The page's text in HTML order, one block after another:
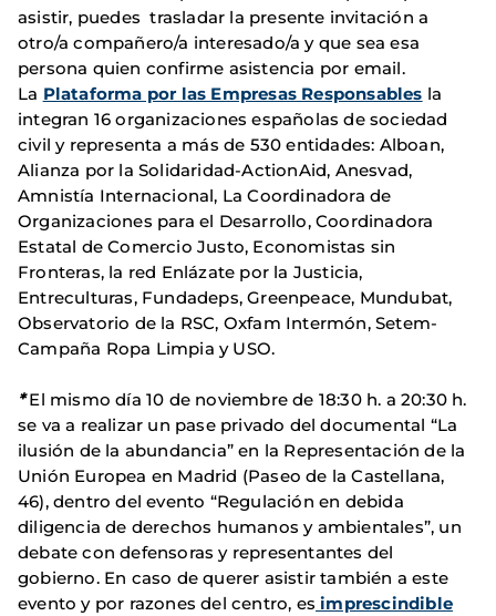
asistir, puedes trasladar la presente invitación a
otro/a compañero/a interesado/a y que sea esa
persona quien confirme asistencia por email.
La Plataforma por las Empresas Responsables la
integran 16 organizaciones españolas de sociedad
civil y representa a más de 530 entidades: Alboan,
Alianza por la Solidaridad-ActionAid, Anesvad,
Amnistía Internacional, La Coordinadora de
Organizaciones para el Desarrollo, Coordinadora
Estatal de Comercio Justo, Economistas sin
Fronteras, la red Enlázate por la Justicia,
Entreculturas, Fundadeps, Greenpeace, Mundubat,
Observatorio de la RSC, Oxfam Intermón, Setem-
Campaña Ropa Limpia y USO.
*El mismo día 10 de noviembre de 18:30 h. a 20:30 h.
se va a realizar un pase privado del documental “La
ilusión de la abundancia” en la Representación de la
Unión Europea en Madrid (Paseo de la Castellana,
46), dentro del evento “Regulación en debida
diligencia de derechos humanos y ambientales”, un
debate con defensoras y representantes del
gobierno. En caso de querer asistir también a este
evento y por razones del centro, es imprescindible